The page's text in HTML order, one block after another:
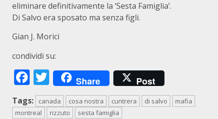
eliminare definitivamente la ‘Sesta Famiglia’.
Di Salvo era sposato ma senza figli.
Gian J. Morici
condividi su:
Facebook
Twitter
Share Post
Tags: canada cosa nostra cuntrera di salvo
mafia
montreal
rizzuto sesta famiglia